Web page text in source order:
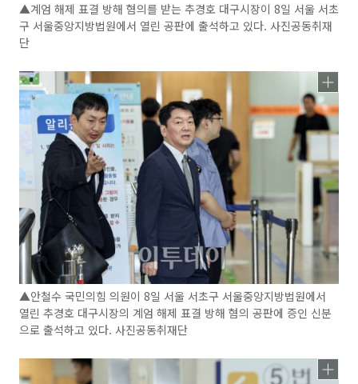
▲계엄 해제 표결 방해 혐의를 받는 추경호 대구시장이 8일 서울 서초
구 서울중앙지방법원에서 열린 공판에 출석하고 있다. 사진공동취재
단
▲안철수 국민의힘 의원이 8일 서울 서초구 서울중앙지방법원에서
열린 추경호 대구시장의 계엄 해제 표결 방해 혐의 공판에 증인 신분
으로 출석하고 있다. 사진공동취재단